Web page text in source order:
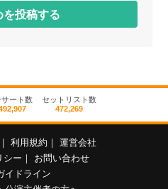
を投稿する
サート数
セットリスト数
472,269
利用規約 ｜ 運営会社
シー ｜
お問い合わせ
イドライン